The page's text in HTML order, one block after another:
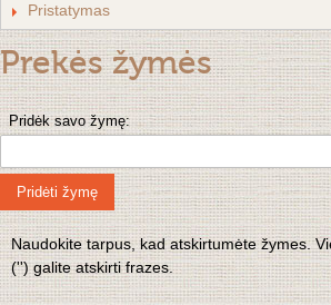
Pristatymas
Prekės žymės
Pridėk savo žymę:
Pridėti žymę
Naudokite tarpus, kad atskirtumėte žymes.
('') galite atskirti frazes.